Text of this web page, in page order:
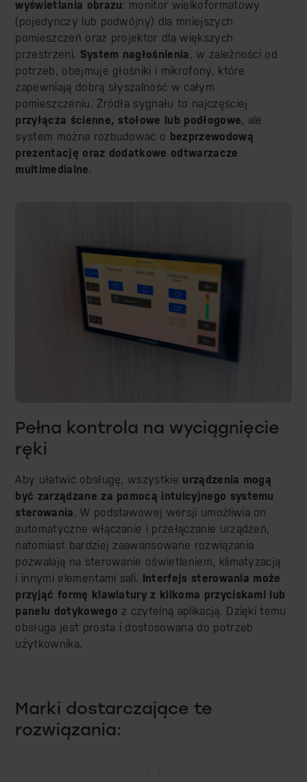
wyświetlania obrazu: monitor wielkoformatowy
(pojedynczy lub podwójny) dla mniejszych
pomieszczeń oraz projektor dla większych
przestrzeni. System nagłośnienia, w zależności od
potrzeb, obejmuje głośniki i mikrofony, które
zapewniają dobrą słyszalność w całym
pomieszczeniu. Źródła sygnału to najczęściej
przyłącza ścienne, stołowe lub podłogowe, ale
system można rozbudować o bezprzewodową
prezentację oraz dodatkowe odtwarzacze
multimedialne.
Pełna kontrola na wyciągnięcie
ręki
Aby ułatwić obsługę, wszystkie urządzenia mogą
być zarządzane za pomocą intuicyjnego systemu
sterowania. W podstawowej wersji umożliwia on
automatyczne włączanie i przełączanie urządzeń,
natomiast bardziej zaawansowane rozwiązania
pozwalają na sterowanie oświetleniem, klimatyzacją
i innymi elementami sali. Interfejs sterowania może
przyjąć formę klawiatury z kilkoma przyciskami lub
panelu dotykowego z czytelną aplikacją. Dzięki temu
obsługa jest prosta i dostosowana do potrzeb
użytkownika.
Marki dostarczające te
rozwiązania: